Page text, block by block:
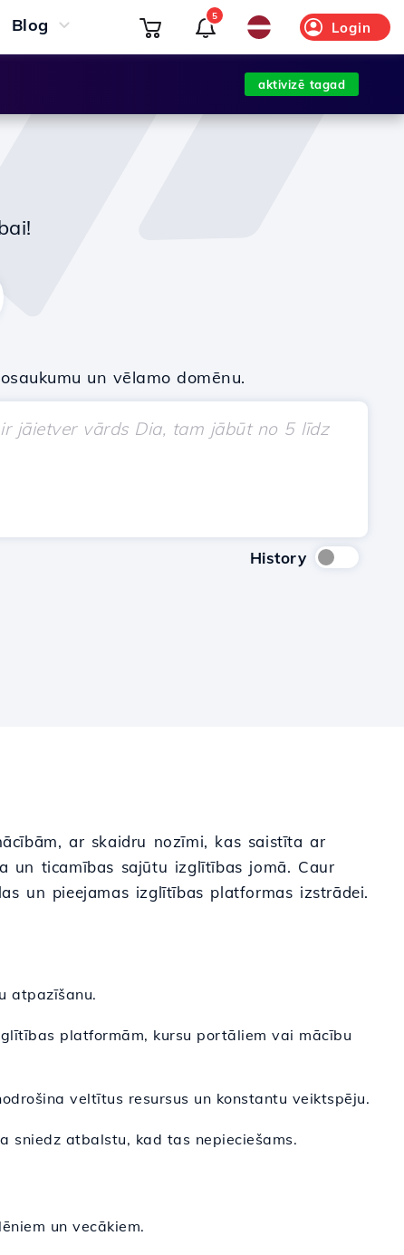
Blog Login
5
aktivizē tagad
un vēlamo domēnu.
History
ar skaidru nozīmi, kas saistīta ar
un ticamības sajūtu izglītības jomā. Caur
un pieejamas izglītības platformas izstrādei.
atpazīšanu.
platformām, kursu portāliem vai mācību
veltītus resursus un konstantu veiktspēju.
sniedz atbalstu, kad tas nepieciešams.
un vecākiem.